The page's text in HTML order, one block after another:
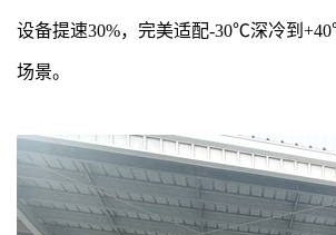
设备提速30%，完美适配-30℃深冷到
场景。